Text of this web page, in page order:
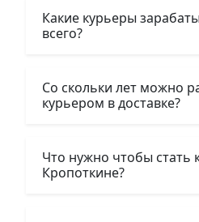
Какие курьеры
всего?
Со скольки лет можно
курьером в доставке?
Что нужно чтобы стать
Кропоткине?